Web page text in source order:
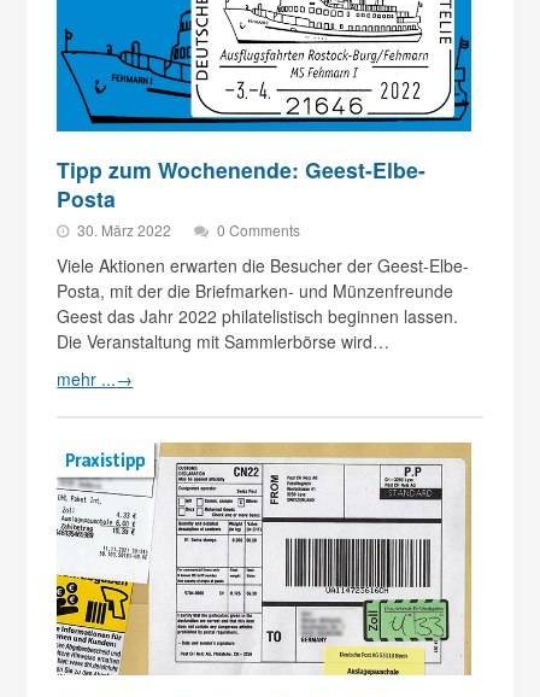
Tipp zum Wochenende: Geest-Elbe-
Posta
30. März 2022 0 Comments
Viele Aktionen erwarten die Besucher der Geest-Elbe-
Posta, mit der die Briefmarken- und Münzenfreunde
Geest das Jahr 2022 philatelistisch beginnen lassen.
Die Veranstaltung mit Sammlerbörse wird…
mehr ...→